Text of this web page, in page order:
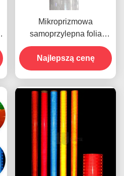
Mikroprizmowa
samoprzylepna folia
odblaskowa z aluminium
EGP
Najlepszą cenę